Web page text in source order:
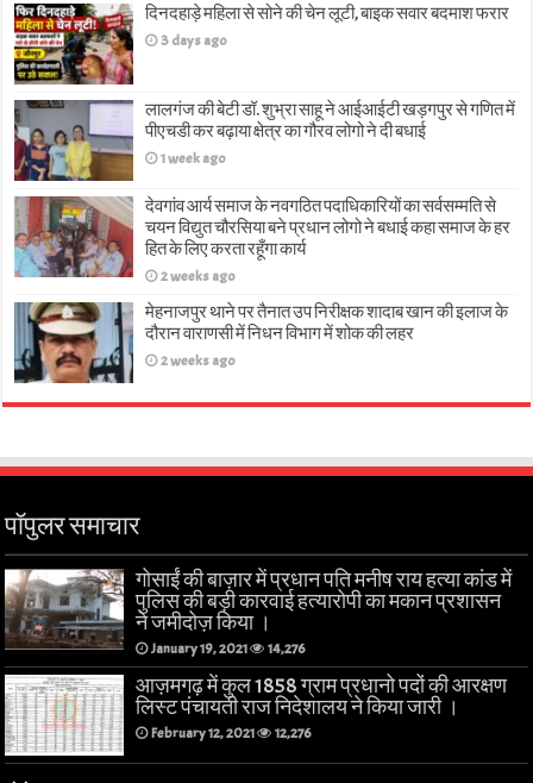
दिनदहाड़े महिला से सोने की चेन लूटी, बाइक सवार बदमाश फरार
3 days ago
लालगंज की बेटी डॉ. शुभ्रा साहू ने आईआईटी खड़गपुर से गणित में
पीएचडी कर बढ़ाया क्षेत्र का गौरव लोगो ने दी बधाई
1 week ago
देवगांव आर्य समाज के नवगठित पदाधिकारियों का सर्वसम्मति से
चयन विद्युत चौरसिया बने प्रधान लोगो ने बधाई कहा समाज के हर
हित के लिए करता रहूँगा कार्य
2 weeks ago
मेहनाजपुर थाने पर तैनात उप निरीक्षक शादाब खान की इलाज के
दौरान वाराणसी में निधन विभाग में शोक की लहर
2 weeks ago
पॉपुलर समाचार
गोसाईं की बाज़ार में प्रधान पति मनीष राय हत्या कांड में
पुलिस की बड़ी कारवाई हत्यारोपी का मकान प्रशासन
ने जमीदोज़ किया ।
January 19, 2021 14,276
आज़मगढ़ में कुल 1858 ग्राम प्रधानो पदों की आरक्षण
लिस्ट पंचायती राज निदेशालय ने किया जारी ।
February 12, 2021 12,276